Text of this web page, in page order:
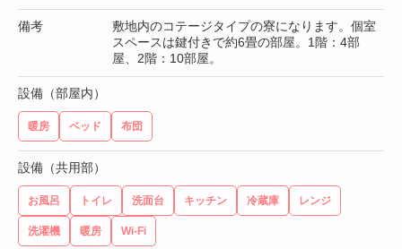
備考
敷地内のコテージタイプの寮になります。個室
スペースは鍵付きで約6畳の部屋。1階：4部
屋、2階：10部屋。
設備（部屋内）
暖房 ベッド 布団
設備（共用部）
お風呂 トイレ 洗面台 キッチン 冷蔵庫 レンジ
洗濯機 暖房 Wi-Fi